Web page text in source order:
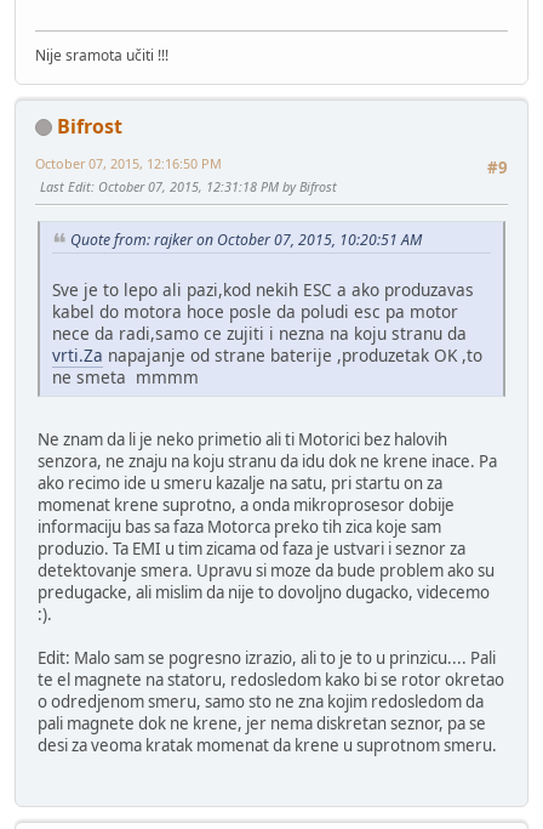
Nije sramota učiti !!!
Bifrost
#9
October 07, 2015, 12:16:50 PM
Last Edit: October 07, 2015, 12:31:18 PM by Bifrost
Quote from: rajker on October 07, 2015, 10:20:51 AM
Sve je to lepo ali pazi,kod nekih ESC a ako produzavas
kabel do motora hoce posle da poludi esc pa motor
nece da radi,samo ce zujiti i nezna na koju stranu da
vrti.Za napajanje od strane baterije ,produzetak OK ,to
ne smeta mmmm
Ne znam da li je neko primetio ali ti Motorici bez halovih
senzora, ne znaju na koju stranu da idu dok ne krene inace. Pa
ako recimo ide u smeru kazalje na satu, pri startu on za
momenat krene suprotno, a onda mikroprosesor dobije
informaciju bas sa faza Motorca preko tih zica koje sam
produzio. Ta EMI u tim zicama od faza je ustvari i seznor za
detektovanje smera. Upravu si moze da bude problem ako su
predugacke, ali mislim da nije to dovoljno dugacko, videcemo
:).
Edit: Malo sam se pogresno izrazio, ali to je to u prinzicu.... Pali
te el magnete na statoru, redosledom kako bi se rotor okretao
o odredjenom smeru, samo sto ne zna kojim redosledom da
pali magnete dok ne krene, jer nema diskretan seznor, pa se
desi za veoma kratak momenat da krene u suprotnom smeru.